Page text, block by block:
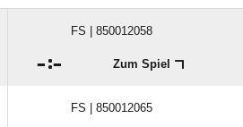
FS | 850012058
: Zum Spiel
FS | 850012065